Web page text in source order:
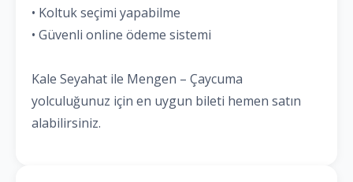
• Koltuk seçimi yapabilme
• Güvenli online ödeme sistemi
Kale Seyahat ile Mengen – Çaycuma
yolculuğunuz için en uygun bileti hemen satın
alabilirsiniz.